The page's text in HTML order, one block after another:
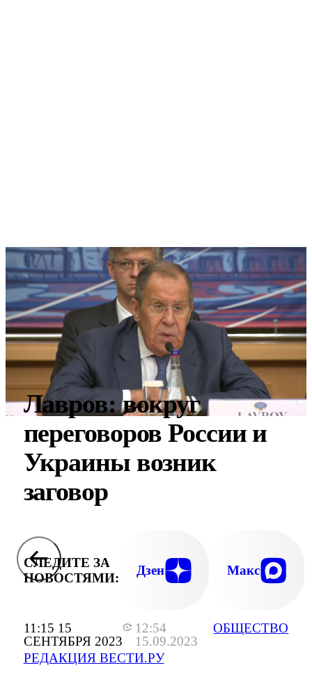
11:15 15
СЕНТЯБРЯ 2023
12:54
15.09.2023
РЕДАКЦИЯ ВЕСТИ.РУ
ОБЩЕСТВО
Лавров: вокруг
переговоров России и
Украины возник
заговор
СЛЕДИТЕ ЗА
НОВОСТЯМИ:
Дзен Макс